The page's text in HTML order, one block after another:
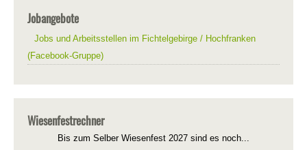
Jobangebote
Jobs und Arbeitsstellen im Fichtelgebirge / Hochfranken
(Facebook-Gruppe)
Wiesenfestrechner
Bis zum Selber Wiesenfest 2027 sind es noch...